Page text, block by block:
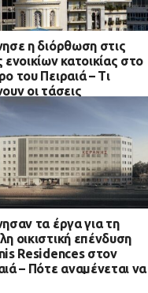
η διόρθωση στις
ενοικίων κατοικίας στο
του Πειραιά – Τι
οι τάσεις
τα έργα για τη
οικιστική επένδυση
Residences στον
– Πότε αναμένεται να